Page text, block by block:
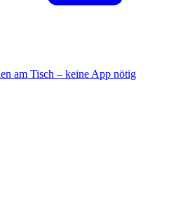
am Tisch – keine App nötig